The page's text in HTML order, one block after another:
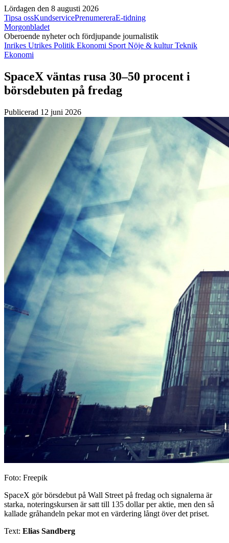
Lördagen den 8 augusti 2026
Tipsa ossKundservicePrenumereraE-tidning
Morgonbladet
Oberoende nyheter och fördjupande journalistik
Inrikes Utrikes Politik Ekonomi Sport Nöje & kulturTeknik
Ekonomi
SpaceX väntas rusa 30–50 procent i
börsdebuten på fredag
Publicerad 12 juni 2026
Foto: Freepik
SpaceX gör börsdebut på Wall Street på fredag och signalerna är
starka, noteringskursen är satt till 135 dollar per aktie, men den så
kallade gråhandeln pekar mot en värdering långt över det priset.
Text: Elias Sandberg